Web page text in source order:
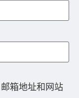
箱地址和网站